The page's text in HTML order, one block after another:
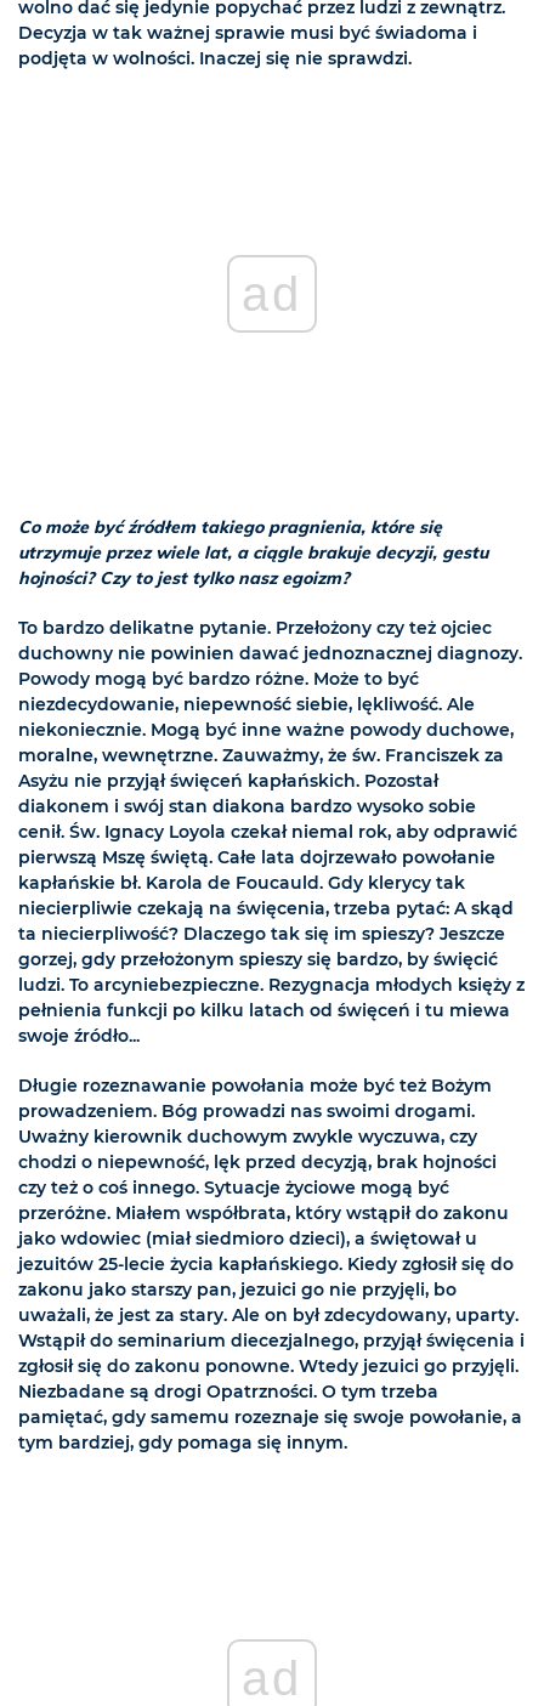
wolno dać się jedynie popychać przez ludzi z zewnątrz.
Decyzja w tak ważnej sprawie musi być świadoma i
podjęta w wolności. Inaczej się nie sprawdzi.
ad
Co może być źródłem takiego pragnienia, które się
utrzymuje przez wiele lat, a ciągle brakuje decyzji, gestu
hojności? Czy to jest tylko nasz egoizm?
To bardzo delikatne pytanie. Przełożony czy też ojciec
duchowny nie powinien dawać jednoznacznej diagnozy.
Powody mogą być bardzo różne. Może to być
niezdecydowanie, niepewność siebie, lękliwość. Ale
niekoniecznie. Mogą być inne ważne powody duchowe,
moralne, wewnętrzne. Zauważmy, że św. Franciszek za
Asyżu nie przyjął święceń kapłańskich. Pozostał
diakonem i swój stan diakona bardzo wysoko sobie
cenił. Św. Ignacy Loyola czekał niemal rok, aby odprawić
pierwszą Mszę świętą. Całe lata dojrzewało powołanie
kapłańskie bł. Karola de Foucauld. Gdy klerycy tak
niecierpliwie czekają na święcenia, trzeba pytać: A skąd
ta niecierpliwość? Dlaczego tak się im spieszy? Jeszcze
gorzej, gdy przełożonym spieszy się bardzo, by święcić
ludzi. To arcyniebezpieczne. Rezygnacja młodych księży z
pełnienia funkcji po kilku latach od święceń i tu miewa
swoje źródło...
Długie rozeznawanie powołania może być też Bożym
prowadzeniem. Bóg prowadzi nas swoimi drogami.
Uważny kierownik duchowym zwykle wyczuwa, czy
chodzi o niepewność, lęk przed decyzją, brak hojności
czy też o coś innego. Sytuacje życiowe mogą być
przeróżne. Miałem współbrata, który wstąpił do zakonu
jako wdowiec (miał siedmioro dzieci), a świętował u
jezuitów 25-lecie życia kapłańskiego. Kiedy zgłosił się do
zakonu jako starszy pan, jezuici go nie przyjęli, bo
uważali, że jest za stary. Ale on był zdecydowany, uparty.
Wstąpił do seminarium diecezjalnego, przyjął święcenia i
zgłosił się do zakonu ponowne. Wtedy jezuici go przyjęli.
Niezbadane są drogi Opatrzności. O tym trzeba
pamiętać, gdy samemu rozeznaje się swoje powołanie, a
tym bardziej, gdy pomaga się innym.
ad